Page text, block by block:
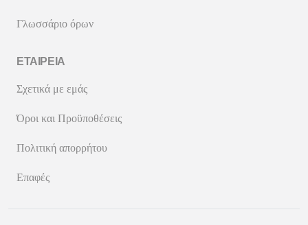
Γλωσσάριο όρων
ΕΤΑΙΡΕΊΑ
Σχετικά με εμάς
Όροι και Προϋποθέσεις
Πολιτική απορρήτου
Επαφές